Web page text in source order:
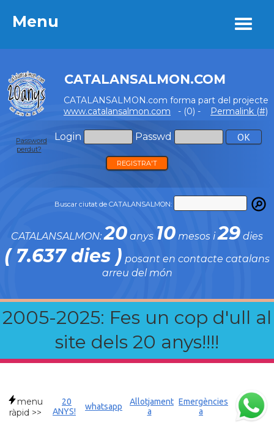
Menu
CATALANSALMON.COM
CATALANSALMON.com forma part del projecte
www.catalansalmon.com - (0) - Permalink (#)
Login Passwd
Password
perdut?
REGISTRA'T
Buscar ciutat de CATALANSALMON:
CATALANSALMON:20 anys 10 mesos i29 dies
( 7.637 dies ) posant en contacte catalans
arreu del món
2005-2025: Fes un cop d'ull al
site dels 20 anys!!!!
Menu
menu
ràpid >>
20
ANYS!
whatsapp
Allotjament
a
Emergències
a